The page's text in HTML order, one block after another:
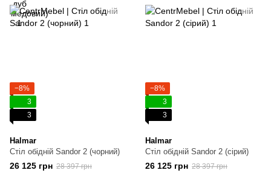
−8%
3
3
Halmar
Стіл обідній Sandor 2 (чорний)
26 125 грн 28 397 грн
−8%
3
3
Halmar
Стіл обідній Sandor 2 (сірий)
26 125 грн 28 397 грн